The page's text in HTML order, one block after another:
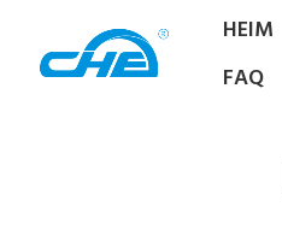
HEIM
FAQ